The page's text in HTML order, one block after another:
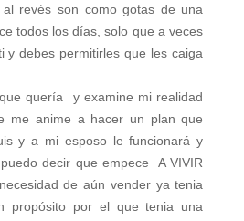
revés son como gotas de una
todos los días, solo que a veces
y debes permitirles que les caiga
quería y examine mi realidad
me anime a hacer un plan que
y a mi esposo le funcionará y
decir que empece A VIVIR
de aún vender ya tenia
propósito por el que tenia una